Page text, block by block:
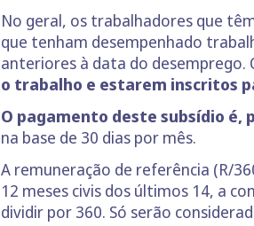
No geral, os trabalhadores que
que tenham desempenhado
anteriores à data do
o trabalho e estarem inscritos
O pagamento deste subsídio é,
na base de 30 dias por mês.
A remuneração de referência (R/
12 meses civis dos últimos 14, a
dividir por 360. Só serão